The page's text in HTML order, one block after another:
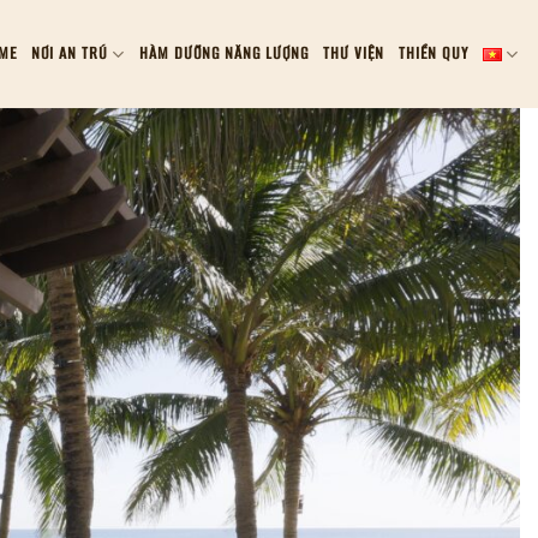
NƠI AN TRÚ HÀM DƯỠNG NĂNG LƯỢNG THƯ VIỆN THIỀN QUY